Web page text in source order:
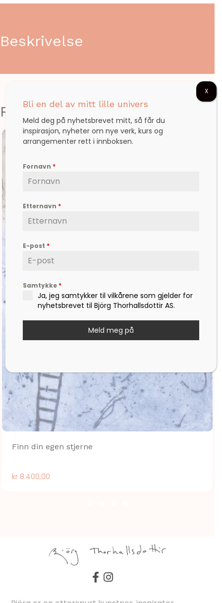
Beskrivelse
Relaterte produkter
Finn din egen stjerne
kr 8.400,00
Bli en del av mitt lille univers
Meld deg på nyhetsbrevet mitt, så får du
inspirasjon, nyheter om nye verk, kurs og
arrangementer rett i innboksen.
Fornavn *
Etternavn *
E-post *
Samtykke *
Ja, jeg samtykker til vilkårene som gjelder for
nyhetsbrevet til Björg Thorhallsdottir AS.
Meld meg på
X